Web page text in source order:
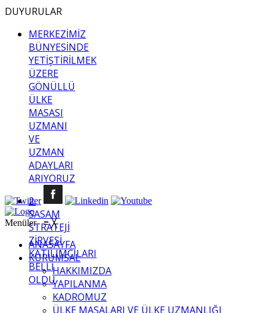
DUYURULAR
MERKEZİMİZ
BÜNYESİNDE
YETİŞTİRİLMEK
ÜZERE
GÖNÜLLÜ
ÜLKE
MASASI
UZMANI
VE
UZMAN
ADAYLARI
ARIYORUZ
2.
SASAM
STRATEJİ
ZİRVESİ
KATILIMCILARI
BELLİ
OLDU
Menüler≡ ╳
ANASAYFA
KURUMSAL
HAKKIMIZDA
YAPILANMA
KADROMUZ
ÜLKE MASALARI VE ÜLKE UZMANLIĞI